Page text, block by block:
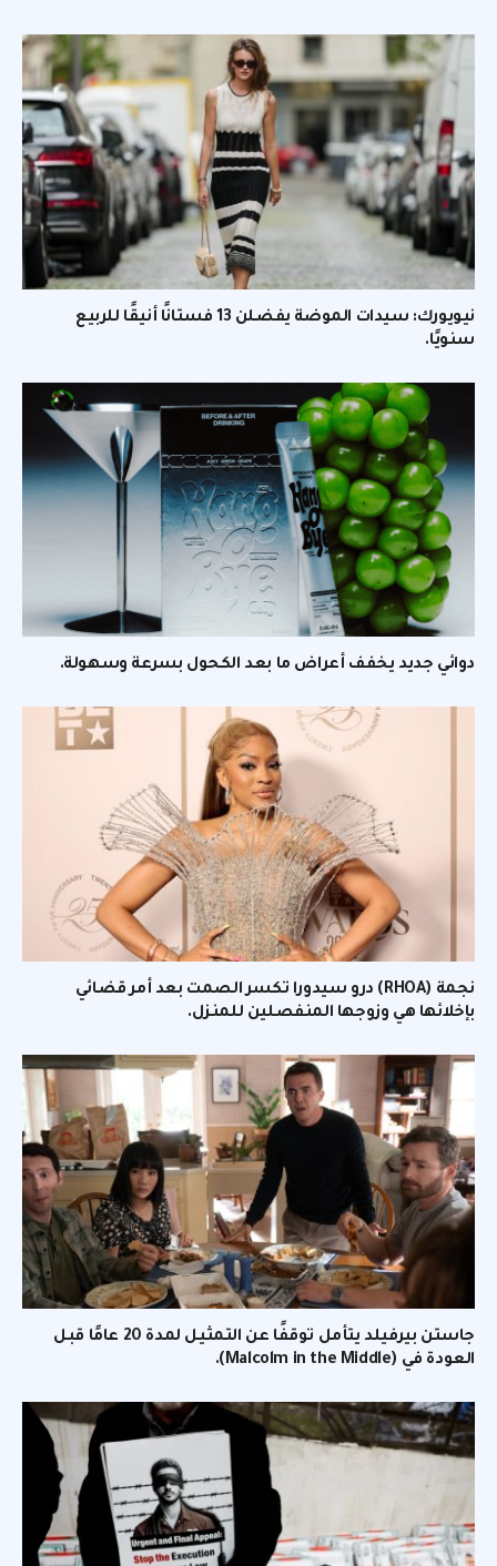
نيويورك: سيدات الموضة يفضلن 13 فستانًا أنيقًا للربيع
سنويًا.
دوائي جديد يخفف أعراض ما بعد الكحول بسرعة وسهولة.
نجمة (RHOA) درو سيدورا تكسر الصمت بعد أمر قضائي
بإخلائها هي وزوجها المنفصلين للمنزل.
جاستن بيرفيلد يتأمل توقفًا عن التمثيل لمدة 20 عامًا قبل
العودة في (Malcolm in the Middle).